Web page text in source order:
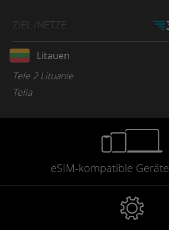
ZIEL /NETZE
Litauen
Tele 2 Lituanie
Telia
eSIM-kompatible Geräte